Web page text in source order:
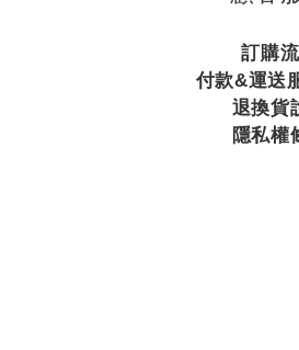
訂購
付款&運送
退換貨
隱私權